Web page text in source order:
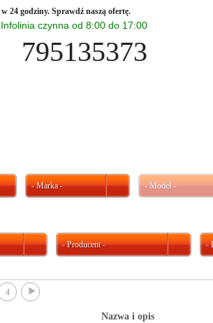
24 godziny. Sprawdź naszą ofertę.
Infolinia czynna od 8:00 do 17:00
795135373
- Marka - - Model -
- Producent - -
4 }
Nazwa i opis